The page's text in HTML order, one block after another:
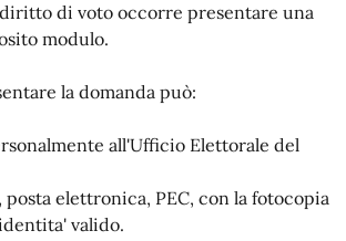
di voto occorre presentare una
modulo.
la domanda può:
all'Ufficio Elettorale del
elettronica, PEC, con la fotocopia
valido.